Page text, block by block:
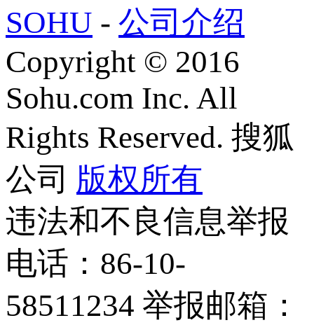
SOHU - 公司介绍
Copyright © 2016
Sohu.com Inc. All
Rights Reserved. 搜狐
公司 版权所有
违法和不良信息举报
电话：86-10-
58511234 举报邮箱：